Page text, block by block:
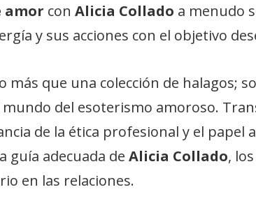
amor con Alicia Collado a menudo
y sus acciones con el objetivo
más que una colección de halagos;
del esoterismo amoroso.
de la ética profesional y el papel
guía adecuada de Alicia Collado, los
en las relaciones.